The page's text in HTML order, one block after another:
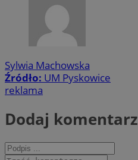
Sylwia Machowska
Źródło: UM Pyskowice
reklama
Dodaj komentarz